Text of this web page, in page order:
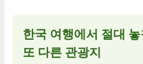
한국 여행에서 절대
또 다른 관광지